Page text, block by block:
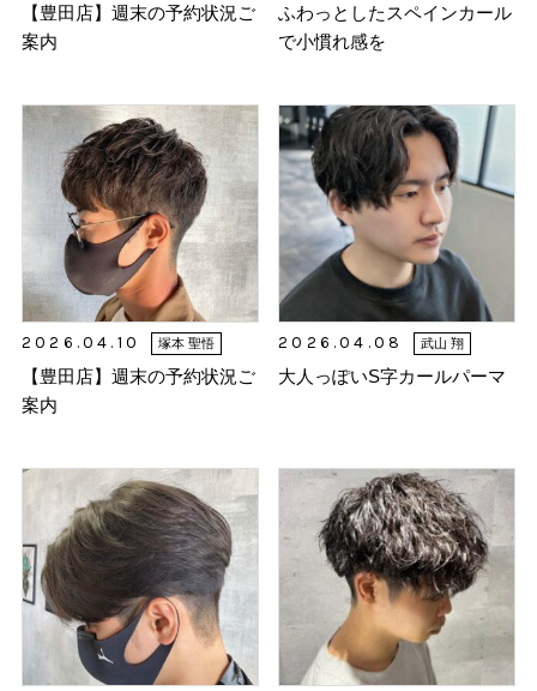
【豊田店】週末の予約状況ご
案内
ふわっとしたスペインカール
で小慣れ感を
2026.04.10 塚本 聖悟
【豊田店】週末の予約状況ご
案内
2026.04.08 武山 翔
大人っぽいS字カールパーマ